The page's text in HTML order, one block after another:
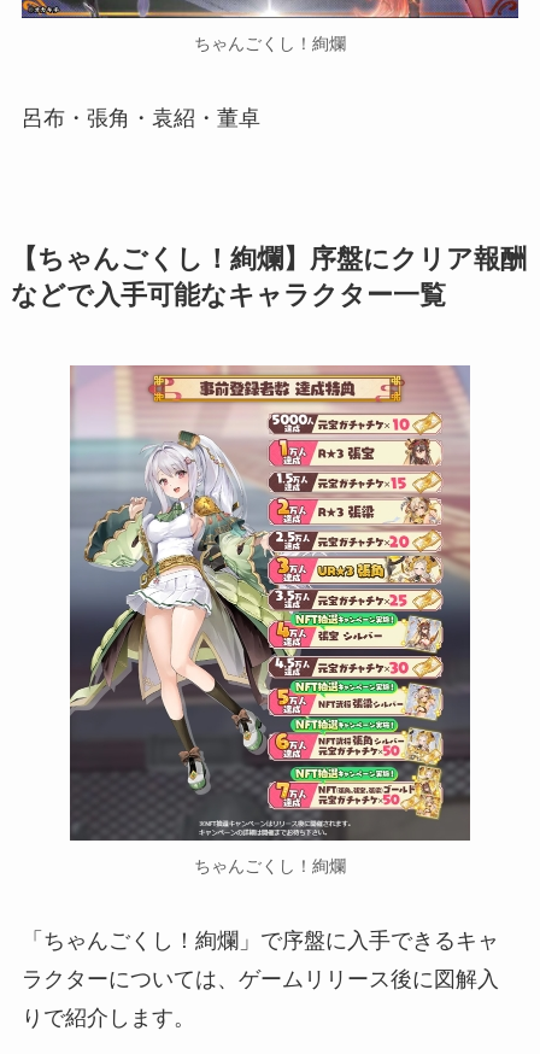
ちゃんごくし！絢爛
呂布・張角・袁紹・董卓
【ちゃんごくし！絢爛】序盤にクリア報酬
などで入手可能なキャラクター一覧
ちゃんごくし！絢爛
「ちゃんごくし！絢爛」で序盤に入手できるキャ
ラクターについては、ゲームリリース後に図解入
りで紹介します。